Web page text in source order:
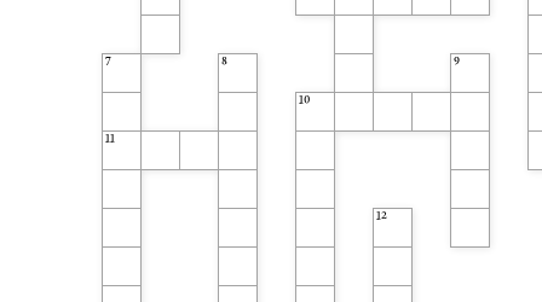
7 8
9
10
11
12